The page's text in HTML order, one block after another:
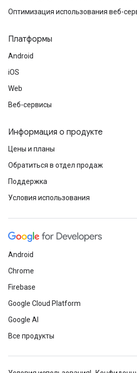
Оптимизация использования веб-
Платформы
Android
iOS
Web
Веб-сервисы
Информация о продукте
Цены и планы
Обратиться в отдел продаж
Поддержка
Условия использования
Android
Chrome
Firebase
Google Cloud Platform
Google AI
Все продукты